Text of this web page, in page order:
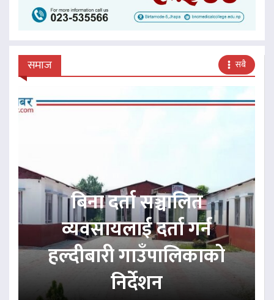
समाज सबै
बिना दर्ता सञ्चालित
व्यवसायलाई दर्ता गर्न
हल्दीबारी गाउँपालिकाको
निर्देशन